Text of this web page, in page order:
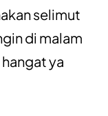
selimut
di malam
ya